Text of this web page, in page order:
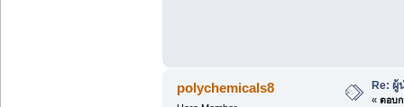
polychemicals8 Re:
« ตอบก